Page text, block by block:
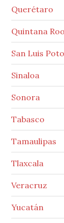
Querétaro
Quintana Roo
San Luis
Sinaloa
Sonora
Tabasco
Tamaulipas
Tlaxcala
Veracruz
Yucatán